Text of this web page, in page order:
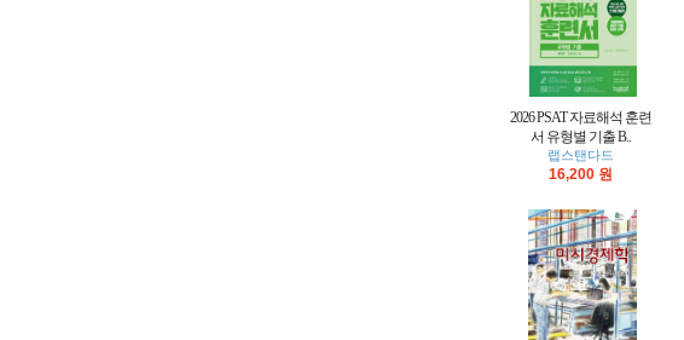
2026 PSAT 자료해석 훈련
서 유형별 기출 B..
랩스탠다드
16,200 원